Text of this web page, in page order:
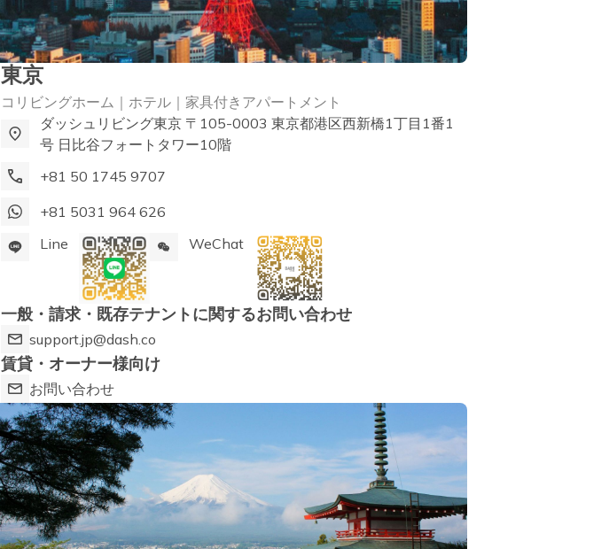
東京
コリビングホーム｜ホテル｜家具付きアパートメント
ダッシュリビング東京 〒105-0003 東京都港区西新橋1丁目1番1
号 日比谷フォートタワー10階
+81 50 1745 9707
+81 5031 964 626
Line
WeChat
一般・請求・既存テナントに関するお問い合わせ
support.jp@dash.co
賃貸・オーナー様向け
お問い合わせ